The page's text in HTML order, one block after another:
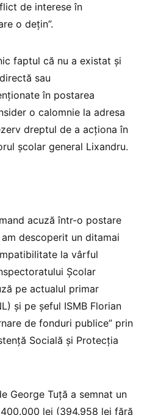
de interese în
o dețin”.
faptul că nu a existat și
sau
în postarea
o calomnie la adresa
dreptul de a acționa în
școlar general Lixandru.
acuză într-o postare
descoperit un ditamai
la vârful
Școlar
pe actualul primar
și pe șeful ISMB Florian
de fonduri publice” prin
Socială și Protecția
George Tuță a semnat un
lei (394.958 lei fără